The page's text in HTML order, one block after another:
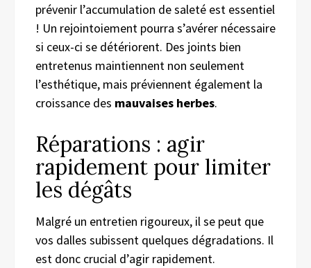
prévenir l’accumulation de saleté est essentiel
! Un rejointoiement pourra s’avérer nécessaire
si ceux-ci se détériorent. Des joints bien
entretenus maintiennent non seulement
l’esthétique, mais préviennent également la
croissance des mauvaises herbes.
Réparations : agir
rapidement pour limiter
les dégâts
Malgré un entretien rigoureux, il se peut que
vos dalles subissent quelques dégradations. Il
est donc crucial d’agir rapidement.